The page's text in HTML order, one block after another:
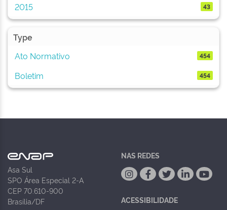
2015 43
Type
Ato Normativo
454
Boletim 454
Asa Sul
SPO Área Especial 2-A
CEP 70.610-900
Brasília/DF
NAS REDES
ACESSIBILIDADE